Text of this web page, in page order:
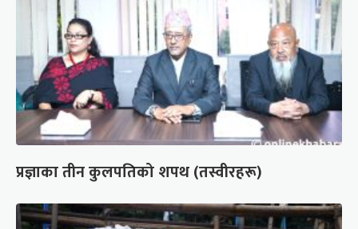
प्रज्ञाका तीन कुलपतिको शपथ (तस्वीरहरू)